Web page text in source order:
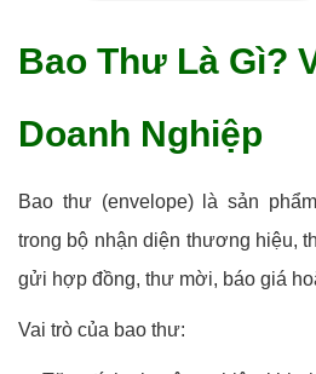
Bao Thư Là Gì?
Doanh Nghiệp
Bao thư (envelope) là sản
trong bộ nhận diện thương hiệu,
gửi hợp đồng, thư mời, báo giá
Vai trò của bao thư: